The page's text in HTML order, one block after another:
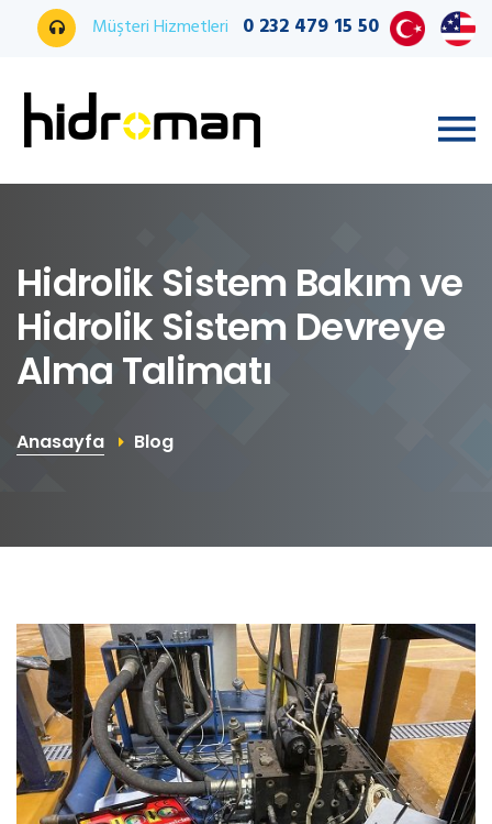
Müşteri Hizmetleri 0 232 479 15 50
Hidrolik Sistem Bakım ve
Hidrolik Sistem Devreye
Alma Talimatı
Anasayfa Blog